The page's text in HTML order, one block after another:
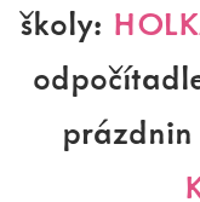
školy:
prázdnin